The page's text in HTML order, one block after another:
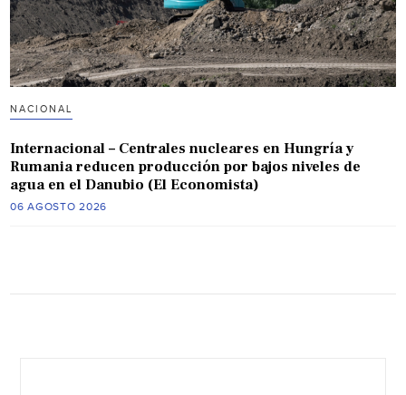
NACIONAL
Internacional – Centrales nucleares en Hungría y
Rumania reducen producción por bajos niveles de
agua en el Danubio (El Economista)
06 AGOSTO 2026